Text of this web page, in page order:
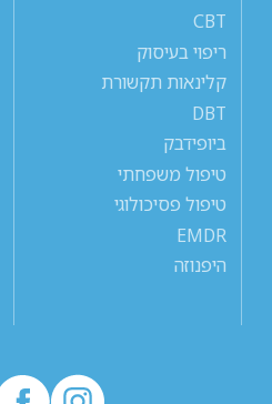
CBT
ריפוי בעיסוק
קלינאות תקשורת
DBT
ביופידבק
טיפול משפחתי
טיפול פסיכולוגי
EMDR
היפנוזה